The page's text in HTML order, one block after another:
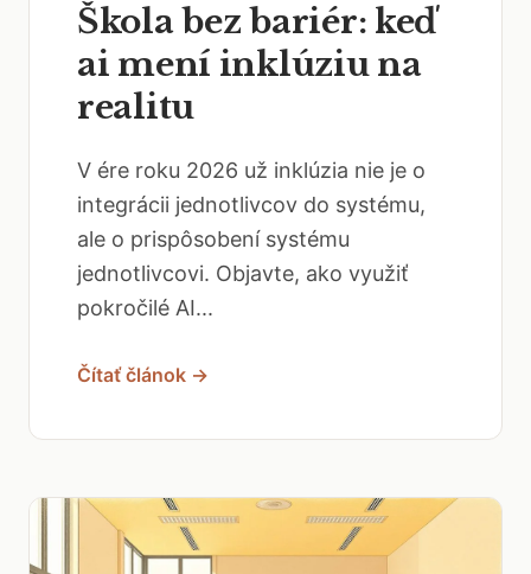
Škola bez bariér: keď
ai mení inklúziu na
realitu
V ére roku 2026 už inklúzia nie je o
integrácii jednotlivcov do systému,
ale o prispôsobení systému
jednotlivcovi. Objavte, ako využiť
pokročilé AI...
Čítať článok →